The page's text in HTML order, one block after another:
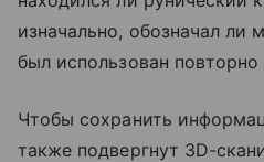
изначально, обозначал ли
был использован
Чтобы сохранить
также подвергнут 3D-